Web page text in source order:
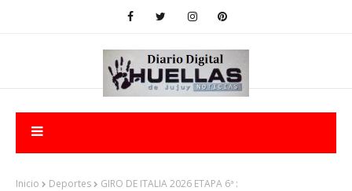
Inicio Deportes GIRO DE ITALIA 2026 ETAPA 6ª :